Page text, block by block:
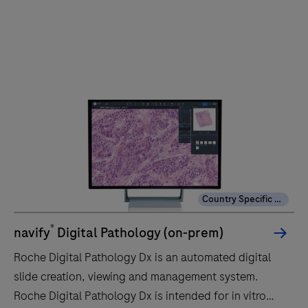
Country Specific Labeling
navify® Digital Pathology (on-prem)
Roche Digital Pathology Dx is an automated digital
slide creation, viewing and management system.
Roche Digital Pathology Dx is intended for in vitro